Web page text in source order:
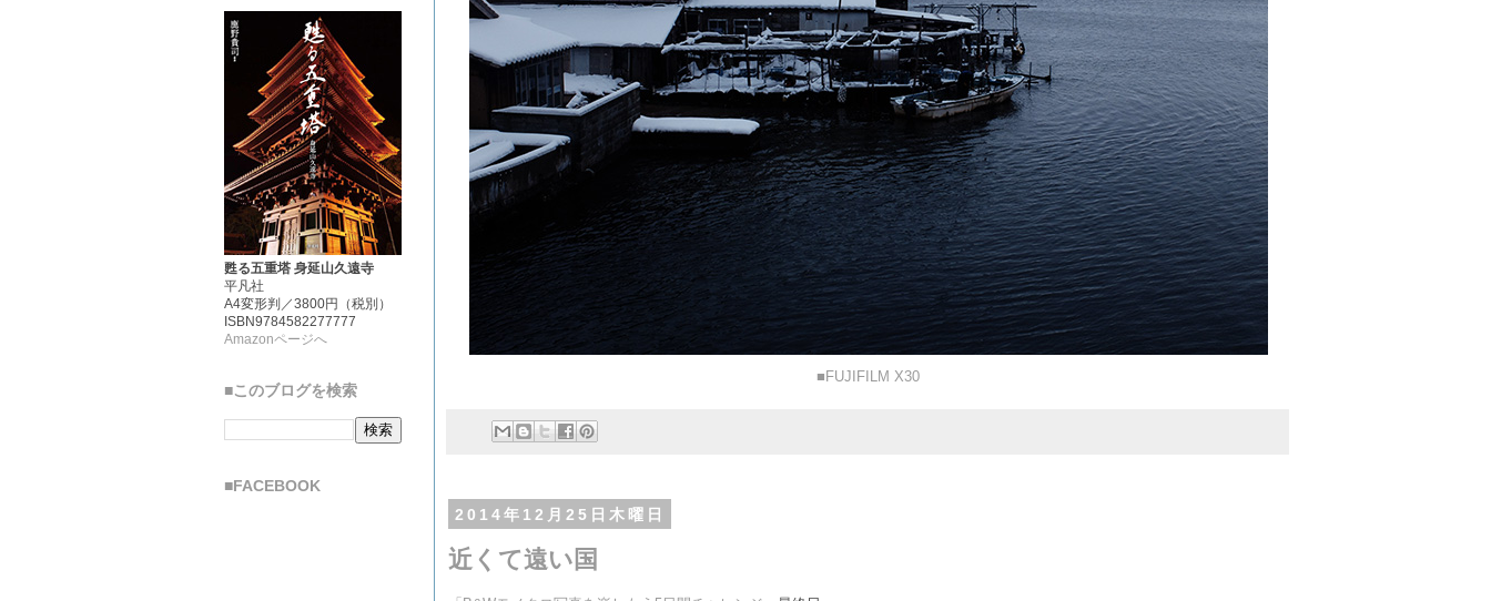
■FUJIFILM X30
2014年12月25日木曜日
近くて遠い国
甦る五重塔 身延山久遠寺
平凡社
A4変形判／3800円（税別）
ISBN9784582277777
Amazonページへ
■このブログを検索
■FACEBOOK